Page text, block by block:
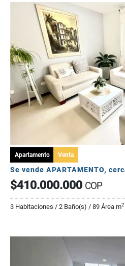
Apartamento Venta
$410.000.000 COP
3 Habitaciones / 2 Baño(s) / 89 Área m2